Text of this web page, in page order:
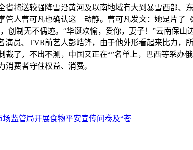
将送较强降雪沿黄河及以南地域有大到暴雪西部、
人曹可凡也确认这一动静。曹可凡发文：她是片子
创制无不偶迹。“华诞欢愉，爱你，妻子！”云南保
演员、TVB前艺人彭皓锋，由于他外形看起来比力
了，不出不测，中国又正在“”名单上，巴西等采办
费者守住权益、消费。
场监管局开展食物平安宣传问卷及“苍